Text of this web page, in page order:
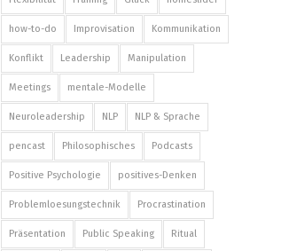
how-to-do Improvisation Kommunikation
Konflikt Leadership Manipulation
Meetings mentale-Modelle
Neuroleadership NLP NLP & Sprache
pencast Philosophisches Podcasts
Positive Psychologie positives-Denken
Problemloesungstechnik Procrastination
Präsentation Public Speaking Ritual